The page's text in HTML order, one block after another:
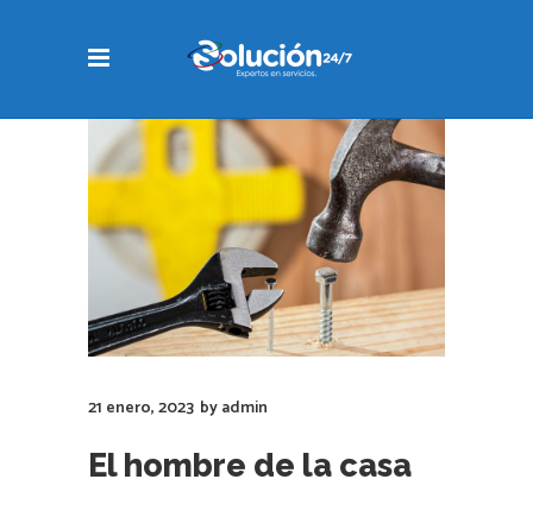
21 enero, 2023 byadmin
El hombre de la casa